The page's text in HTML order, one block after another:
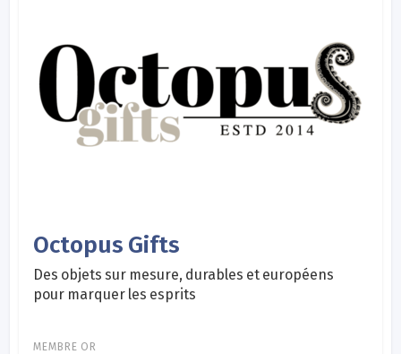
Octopus Gifts
Des objets sur mesure, durables et européens
pour marquer les esprits
MEMBRE OR